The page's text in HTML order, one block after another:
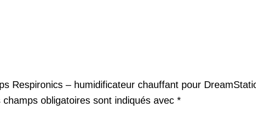
Respironics – humidificateur chauffant pour
champs obligatoires sont indiqués avec *